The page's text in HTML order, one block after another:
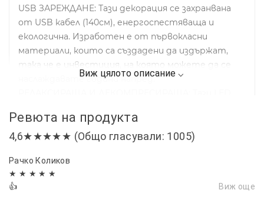
USB ЗАРЕЖДАНЕ: Тази декорация се захранвана
от USB кабел (140см), енергоспестяваща и
екологична. Изработен е от първокласни
материали, които са създадени да издържат,
така че е инвестиция, на която можете да се
наслаждавате години напред.
но и функционално устройство за създаване на
релаксиращо и успокояващо настроение. Той е
почивка след дълъг ден.
Върху картината може да рисувате (с нежни и
Ревюта на продукта
4,6★★★★★ (Общо гласували: 1005)
Рачко Коликов
★ ★ ★ ★ ★
👍
Виж още